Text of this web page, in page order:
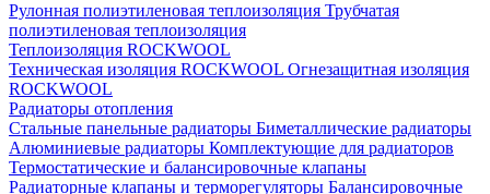
Рулонная полиэтиленовая теплоизоляция Трубчатая
полиэтиленовая теплоизоляция
Теплоизоляция ROCKWOOL
Техническая изоляция ROCKWOOL Огнезащитная изоляция
ROCKWOOL
Радиаторы отопления
Стальные панельные радиаторы Биметаллические радиаторы
Алюминиевые радиаторы Комплектующие для радиаторов
Термостатические и балансировочные клапаны
Радиаторные клапаны и терморегуляторы Балансировочные